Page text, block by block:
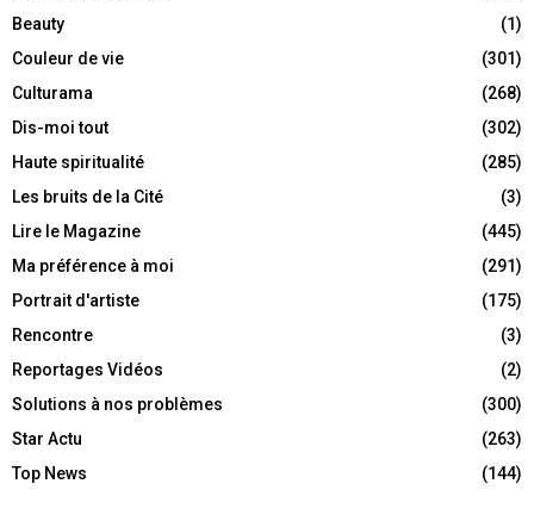
Beauty
(1)
Couleur de vie
(301)
Culturama
(268)
Dis-moi tout
(302)
Haute spiritualité
(285)
Les bruits de la Cité
(3)
Lire le Magazine
(445)
Ma préférence à moi
(291)
Portrait d'artiste
(175)
Rencontre
(3)
Reportages Vidéos
(2)
Solutions à nos problèmes
(300)
Star Actu
(263)
Top News
(144)